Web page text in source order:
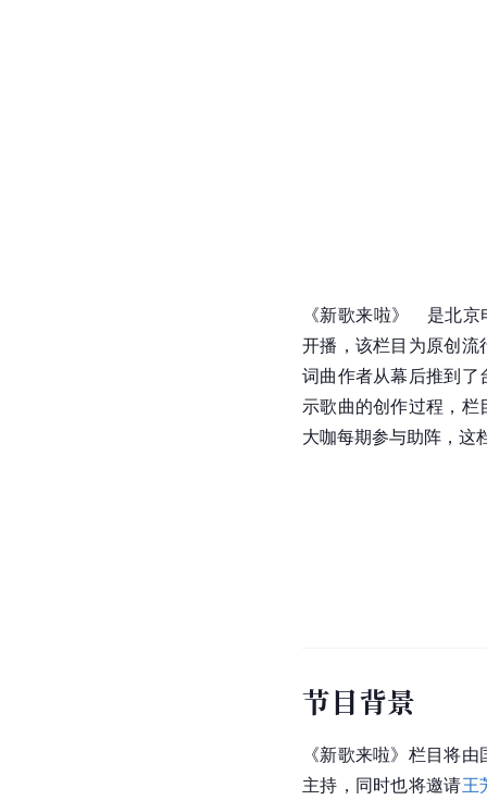
《新歌来啦》   是北
开播，该栏目为原创流
词曲作者从幕后推到了
示歌曲的创作过程，栏
大咖每期参与助阵，这
节目背景
《新歌来啦》栏目将
主持，同时也将邀请王